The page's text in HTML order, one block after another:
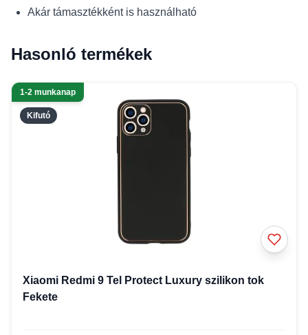
Akár támasztékként is használható
Hasonló termékek
Kifutó
1-2 munkanap
Xiaomi Redmi 9 Tel Protect Luxury szilikon tok
Fekete